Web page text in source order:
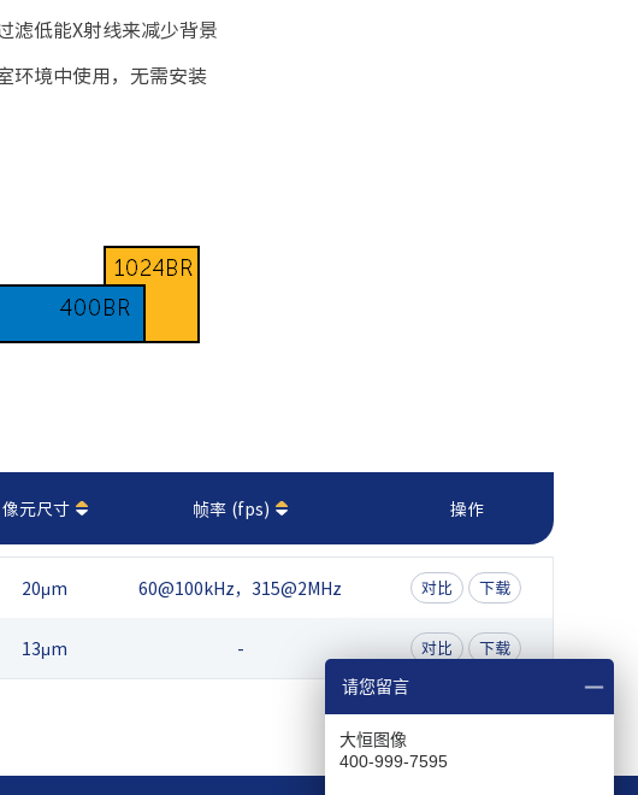
滤低能X射线来减少背景
环境中使用，无需安装
像元尺寸 帧率 (fps) 操作
20μm 60@100kHz，315@2MHz 对比 下载
13μm - 对比 下载
请您留言
大恒图像
400-999-7595